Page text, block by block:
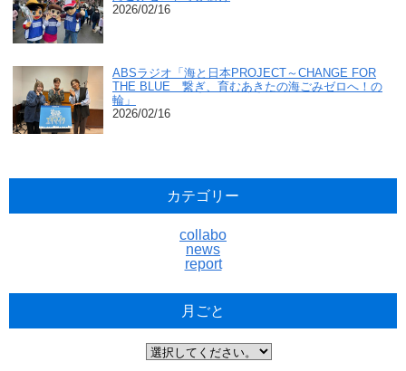
2026/02/16
ABSラジオ「海と日本PROJECT～CHANGE FOR
THE BLUE 繋ぎ、育むあきたの海ごみゼロへ！の
輪」
2026/02/16
カテゴリー
collabo
news
report
月ごと